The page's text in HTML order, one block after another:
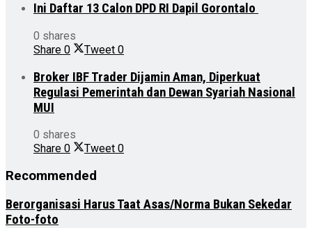
Ini Daftar 13 Calon DPD RI Dapil Gorontalo
0 shares
Share 0 Tweet 0
Broker IBF Trader Dijamin Aman, Diperkuat
Regulasi Pemerintah dan Dewan Syariah Nasional
MUI
0 shares
Share 0 Tweet 0
Recommended
Berorganisasi Harus Taat Asas/Norma Bukan Sekedar
Foto-foto